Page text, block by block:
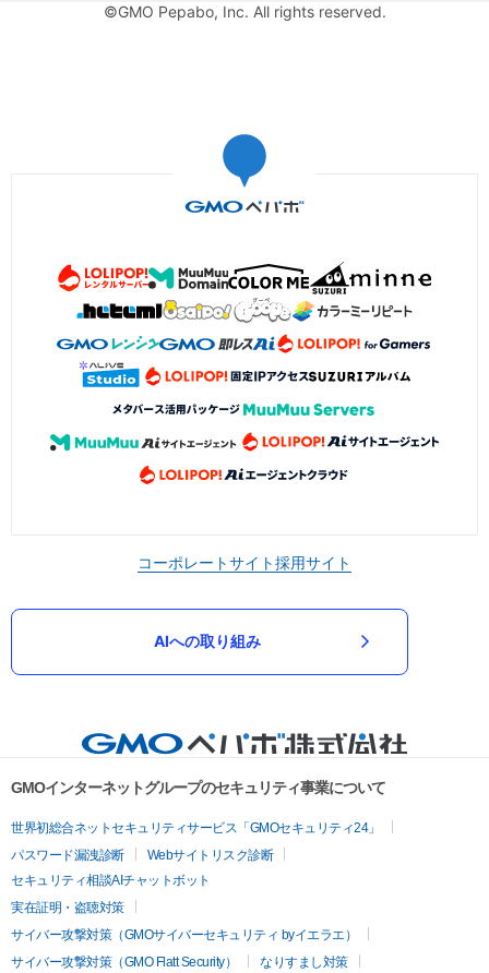
©GMO Pepabo, Inc. All rights reserved.
コーポレートサイト採用サイト
AIへの取り組み
GMOインターネットグループのセキュリティ事業について
世界初総合ネットセキュリティサービス「GMOセキュリティ24」
パスワード漏洩診断
Webサイトリスク診断
セキュリティ相談AIチャットボット
実在証明・盗聴対策
サイバー攻撃対策（GMOサイバーセキュリティ byイエラエ）
サイバー攻撃対策（GMO Flatt Security）
なりすまし対策